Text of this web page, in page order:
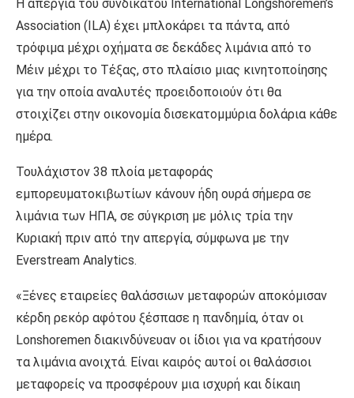
Η απεργία του συνδικάτου International Longshoremen’s
Association (ILA) έχει μπλοκάρει τα πάντα, από
τρόφιμα μέχρι οχήματα σε δεκάδες λιμάνια από το
Μέιν μέχρι το Τέξας, στο πλαίσιο μιας κινητοποίησης
για την οποία αναλυτές προειδοποιούν ότι θα
στοιχίζει στην οικονομία δισεκατομμύρια δολάρια κάθε
ημέρα.
Τουλάχιστον 38 πλοία μεταφοράς
εμπορευματοκιβωτίων κάνουν ήδη ουρά σήμερα σε
λιμάνια των ΗΠΑ, σε σύγκριση με μόλις τρία την
Κυριακή πριν από την απεργία, σύμφωνα με την
Everstream Analytics.
«Ξένες εταιρείες θαλάσσιων μεταφορών αποκόμισαν
κέρδη ρεκόρ αφότου ξέσπασε η πανδημία, όταν οι
Lonshoremen διακινδύνευαν οι ίδιοι για να κρατήσουν
τα λιμάνια ανοιχτά. Είναι καιρός αυτοί οι θαλάσσιοι
μεταφορείς να προσφέρουν μια ισχυρή και δίκαιη